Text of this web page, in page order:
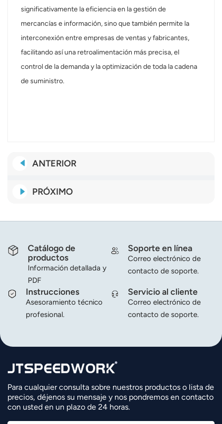
significativamente la eficiencia en la gestión de
mercancías e información, sino que también permite la
interconexión entre empresas de ventas y fabricantes,
facilitando así una retroalimentación más precisa, el
control de la demanda y la optimización de toda la cadena
de suministro.
ANTERIOR
PRÓXIMO
Catálogo de
productos
Información detallada y
PDF
Soporte en línea
Correo electrónico de
contacto de soporte.
Instrucciones
Asesoramiento técnico
profesional.
Servicio al cliente
Correo electrónico de
contacto de soporte.
Para cualquier consulta sobre nuestros productos o lista de
precios, déjenos su mensaje y nos pondremos en contacto
con usted en un plazo de 24 horas.